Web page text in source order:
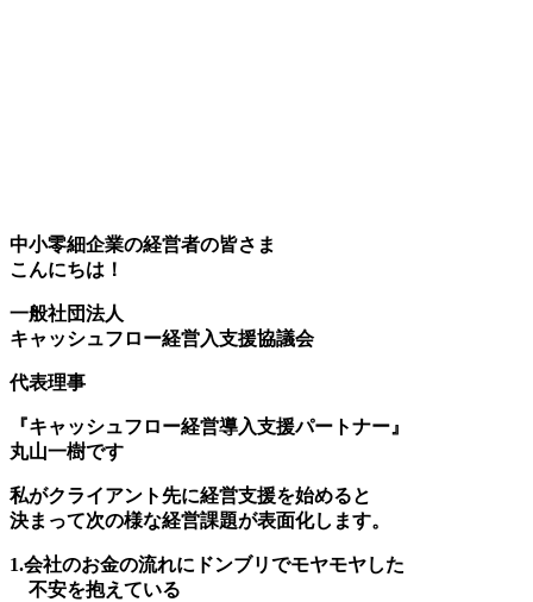
中小零細企業の経営者の皆さま
こんにちは！
一般社団法人
キャッシュフロー経営入支援協議会
代表理事
『キャッシュフロー経営導入支援パートナー』
丸山一樹です
私がクライアント先に経営支援を始めると
決まって次の様な経営課題が表面化します。
1.会社のお金の流れにドンブリでモヤモヤした
不安を抱えている